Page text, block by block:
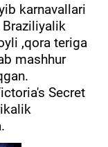
karnavallari
,qora teriga
mashhur
Secret